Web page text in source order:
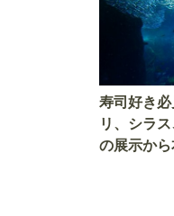
寿司好き
リ、シラ
の展示か